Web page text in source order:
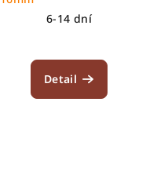
6-14 dní
Detail